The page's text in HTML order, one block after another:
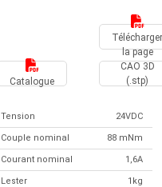
Télécharger
la page
Catalogue
CAO 3D
(.stp)
Tension 24VDC
Couple nominal 88 mNm
Courant nominal 1,6A
Lester 1kg